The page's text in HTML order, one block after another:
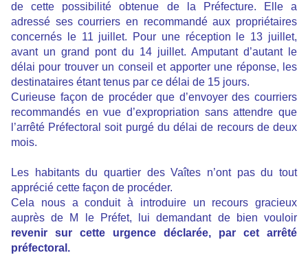
de cette possibilité obtenue de la Préfecture. Elle a
adressé ses courriers en recommandé aux propriétaires
concernés le 11 juillet. Pour une réception le 13 juillet,
avant un grand pont du 14 juillet. Amputant d’autant le
délai pour trouver un conseil et apporter une réponse, les
destinataires étant tenus par ce délai de 15 jours.
Curieuse façon de procéder que d’envoyer des courriers
recommandés en vue d’expropriation sans attendre que
l’arrêté Préfectoral soit purgé du délai de recours de deux
mois.
Les habitants du quartier des Vaîtes n’ont pas du tout
apprécié cette façon de procéder.
Cela nous a conduit à introduire un recours gracieux
auprès de M le Préfet, lui demandant de bien vouloir
revenir sur cette urgence déclarée, par cet arrêté
préfectoral.